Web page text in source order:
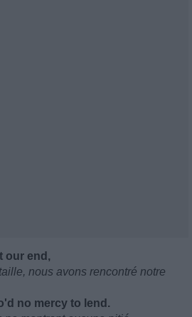
our end,
nous avons rencontré notre
no mercy to lend.